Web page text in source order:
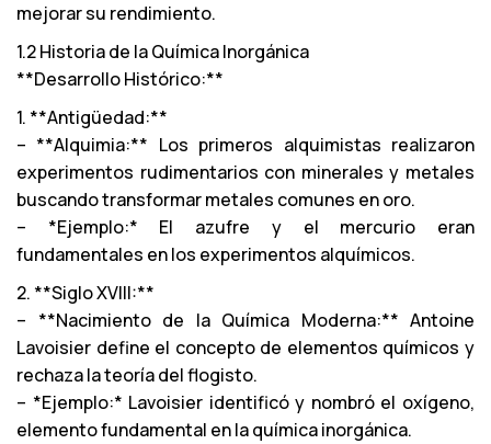
mejorar su rendimiento.
1.2 Historia de la Química Inorgánica
**Desarrollo Histórico:**
1. **Antigüedad:**
– **Alquimia:** Los primeros alquimistas realizaron
experimentos rudimentarios con minerales y metales
buscando transformar metales comunes en oro.
– *Ejemplo:* El azufre y el mercurio eran
fundamentales en los experimentos alquímicos.
2. **Siglo XVIII:**
– **Nacimiento de la Química Moderna:** Antoine
Lavoisier define el concepto de elementos químicos y
rechaza la teoría del flogisto.
– *Ejemplo:* Lavoisier identificó y nombró el oxígeno,
elemento fundamental en la química inorgánica.